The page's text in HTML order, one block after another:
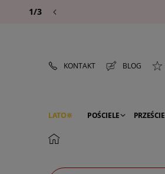
1/3
KONTAKT BLOG
LATO POŚCIELE
PREMIUM